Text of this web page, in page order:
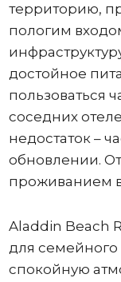
территорию,
пологим
достойное
пользоваться
соседних
недостаток –
обновлении.
проживанием
Aladdin Beach
для семейного
спокойную